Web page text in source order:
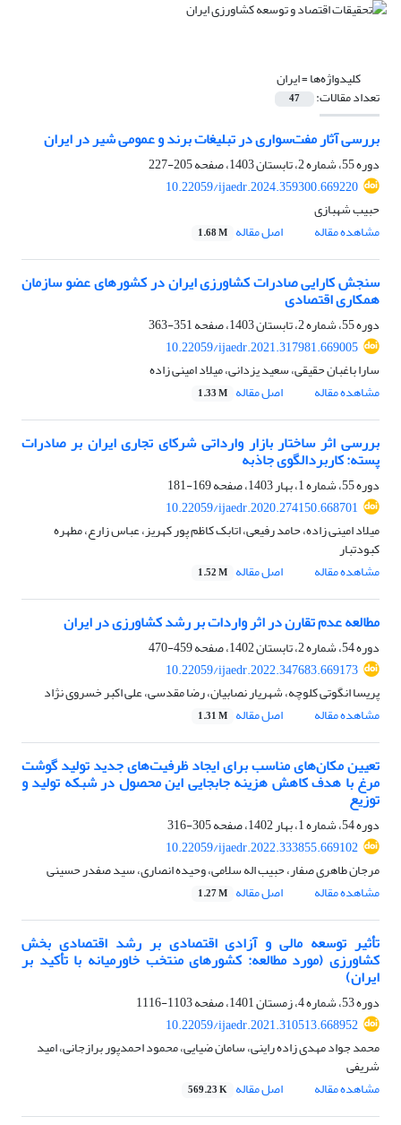
کلیدواژه‌ها =ایران
تعداد مقالات: 47
بررسی آثار مفت‌‌سواری در تبلیغات برند و عمومی شیر در ایران
دوره 55، شماره 2، تابستان 1403، صفحه
205-227
10.22059/ijaedr.2024.359300.669220
حبیب شهبازی
مشاهده مقاله
اصل مقاله 1.68 M
سنجش کارایی صادرات کشاورزی ایران در کشورهای عضو سازمان
همکاری اقتصادی
دوره 55، شماره 2، تابستان 1403، صفحه
351-363
10.22059/ijaedr.2021.317981.669005
سارا باغبان حقیقی، سعید یزدانی، میلاد امینی زاده
مشاهده مقاله
اصل مقاله 1.33 M
بررسی اثر ساختار بازار وارداتی شرکای تجاری ایران بر صادرات
پسته: کاربردالگوی جاذبه
دوره 55، شماره 1، بهار 1403، صفحه
169-181
10.22059/ijaedr.2020.274150.668701
میلاد امینی زاده، حامد رفیعی، اتابک کاظم پور کهریز، عباس زارع، مطهره
کبودتبار
مشاهده مقاله
اصل مقاله 1.52 M
مطالعه عدم تقارن در اثر واردات بر رشد کشاورزی در ایران
دوره 54، شماره 2، تابستان 1402، صفحه
459-470
10.22059/ijaedr.2022.347683.669173
پریسا انگوتی کلوچه، شهریار نصابیان، رضا مقدسی، علی اکبر خسروی نژاد
مشاهده مقاله
اصل مقاله 1.31 M
تعیین مکان‌های مناسب برای ایجاد ظرفیت‌های جدید تولید گوشت
مرغ با هدف کاهش هزینه جابجایی این محصول در شبکه تولید و
توزیع
دوره 54، شماره 1، بهار 1402، صفحه
305-316
10.22059/ijaedr.2022.333855.669102
مرجان طاهری صفار، حبیب اله سلامی، وحیده انصاری، سید صفدر حسینی
مشاهده مقاله
اصل مقاله 1.27 M
تأثیر توسعه مالی و آزادی اقتصادی بر رشد اقتصادی بخش
کشاورزی (مورد مطالعه: کشورهای منتخب خاورمیانه با تأکید بر
ایران)
دوره 53، شماره 4، زمستان 1401، صفحه
1103-1116
10.22059/ijaedr.2021.310513.668952
محمد جواد مهدی زاده راینی، سامان ضیایی، محمود احمدپور برازجانی، امید
شریفی
مشاهده مقاله
اصل مقاله 569.23 K